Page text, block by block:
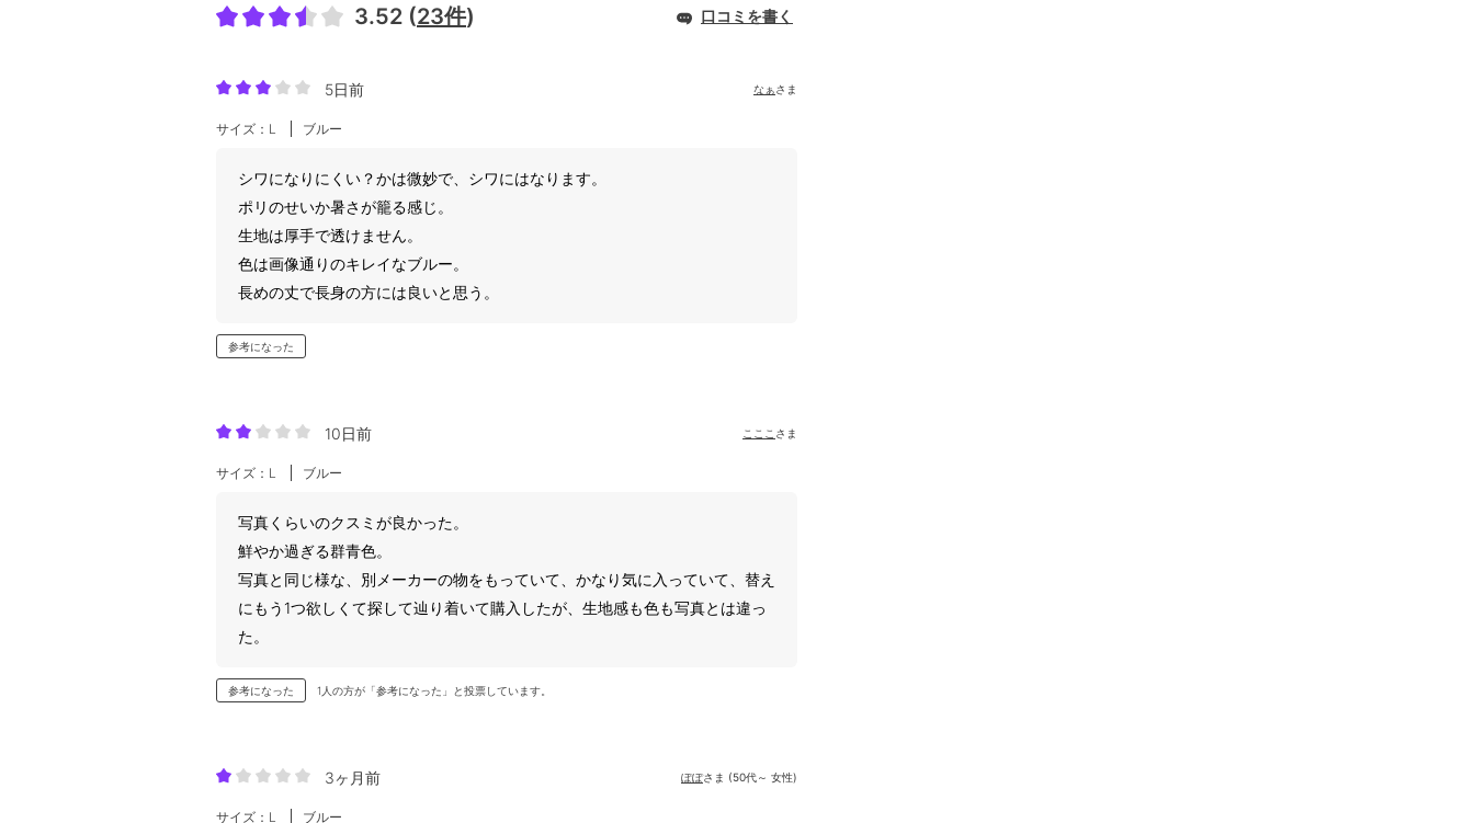
3.52 (23件) 口コミを書く
5日前 なぁさま
サイズ：L ブルー
シワになりにくい？かは微妙で、シワにはなります。
ポリのせいか暑さが籠る感じ。
生地は厚手で透けません。
色は画像通りのキレイなブルー。
長めの丈で長身の方には良いと思う。
参考になった
10日前 こここ さま
サイズ：L ブルー
写真くらいのクスミが良かった。
鮮やか過ぎる群青色。
写真と同じ様な、別メーカーの物をもっていて、かなり気に入っていて、替え
にもう1つ欲しくて探して辿り着いて購入したが、生地感も色も写真とは違っ
た。
参考になった 1人の方が「参考になった」と投票しています。
3ヶ月前 ぽぽさま (50代～ 女性)
サイズ：L ブルー